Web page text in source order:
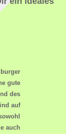
gute
des
auf
auch